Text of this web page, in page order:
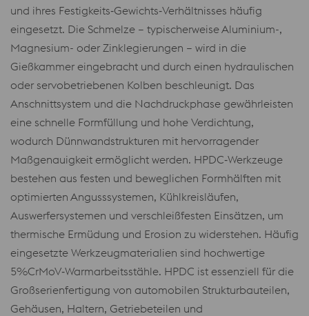
und ihres Festigkeits‑Gewichts‑Verhältnisses häufig
eingesetzt. Die Schmelze – typischerweise Aluminium-,
Magnesium- oder Zinklegierungen – wird in die
Gießkammer eingebracht und durch einen hydraulischen
oder servobetriebenen Kolben beschleunigt. Das
Anschnittsystem und die Nachdruckphase gewährleisten
eine schnelle Formfüllung und hohe Verdichtung,
wodurch Dünnwandstrukturen mit hervorragender
Maßgenauigkeit ermöglicht werden. HPDC‑Werkzeuge
bestehen aus festen und beweglichen Formhälften mit
optimierten Angusssystemen, Kühlkreisläufen,
Auswerfersystemen und verschleißfesten Einsätzen, um
thermische Ermüdung und Erosion zu widerstehen. Häufig
eingesetzte Werkzeugmaterialien sind hochwertige
5%CrMoV‑Warmarbeitsstähle. HPDC ist essenziell für die
Großserienfertigung von automobilen Strukturbauteilen,
Gehäusen, Haltern, Getriebeteilen und